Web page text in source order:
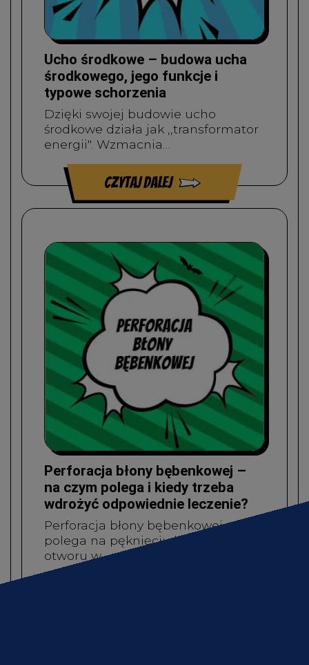
Ucho środkowe – budowa ucha
środkowego, jego funkcje i
typowe schorzenia
Dzięki swojej budowie ucho
środkowe działa jak ,,transformator
energii". Wzmacnia…
czytaj dalej
Perforacja błony bębenkowej –
na czym polega i kiedy trzeba
wdrożyć odpowiednie leczenie?
Perforacja błony bębenkowej
polega na pęknięciu lub powstaniu
otworu w…